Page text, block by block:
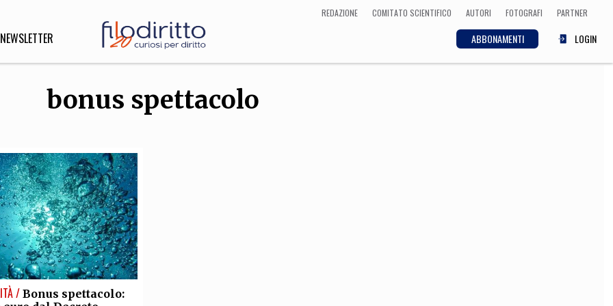
REDAZIONE COMITATO SCIENTIFICO AUTORI FOTOGRAFI PARTNER
ABBONAMENTI LOGIN
NEWSLETTER
DIRITTO
INNOVAZIONE
Scienze informatiche,
Architettura, Ingegneria
bonus spettacolo
/ Bonus spettacolo: